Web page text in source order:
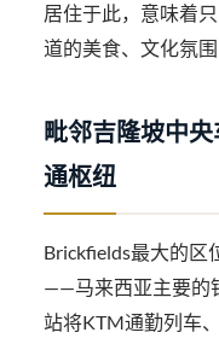
居住于此，意味着
道的美食、文化氛
毗邻吉隆坡中
通枢纽
Brickfields最大的区
——马来西亚主要的
站将KTM通勤列车